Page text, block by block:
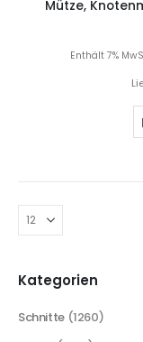
Mütze,
Enthält 7%
Kategorien
Schnitte (1260)